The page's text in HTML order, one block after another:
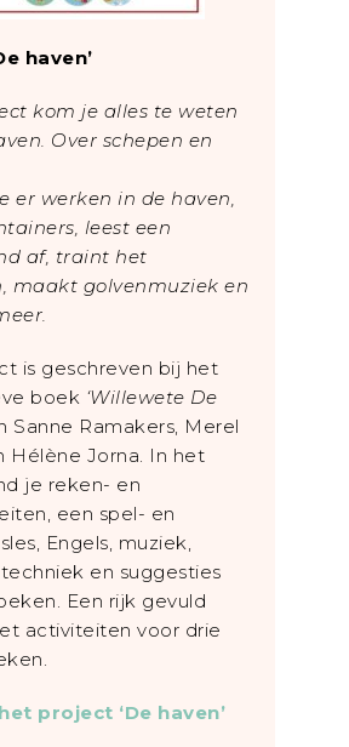
haven’
kom je alles te weten
Over schepen en
er werken in de haven,
leest een
af, traint het
maakt golvenmuziek en
is geschreven bij het
boek ‘Willewete De
Sanne Ramakers, Merel
Hélène Jorna. In het
je reken- en
een spel- en
Engels, muziek,
en suggesties
Een rijk gevuld
activiteiten voor drie
project ‘De haven’